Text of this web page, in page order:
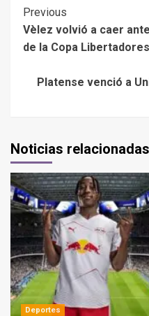
Previous
Vèlez volvió a caer
de la Copa Libertadores
Platense venció a
Noticias relacionadas
Deportes